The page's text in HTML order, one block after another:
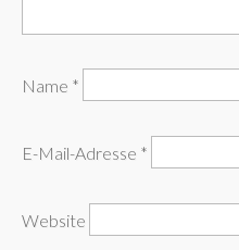
Name *
E-Mail-Adresse *
Website